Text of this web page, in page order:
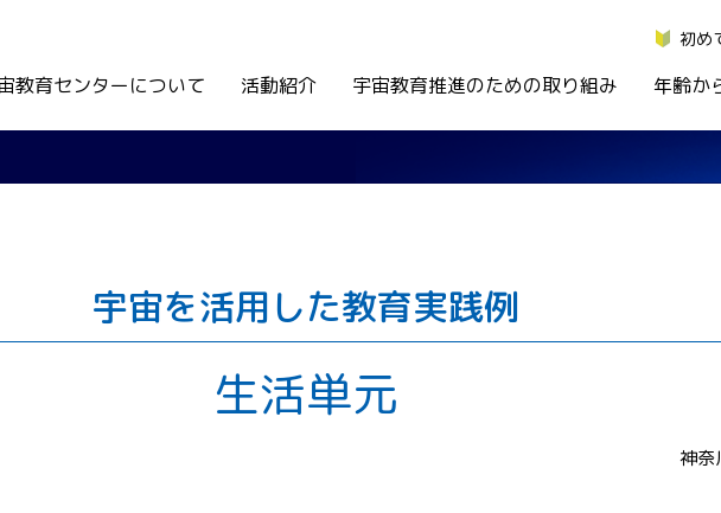
初め
教育センターについて 活動紹介 宇宙教育推進のための取り組み 年齢か
宇宙を活用した教育実践例
生活単元
神奈